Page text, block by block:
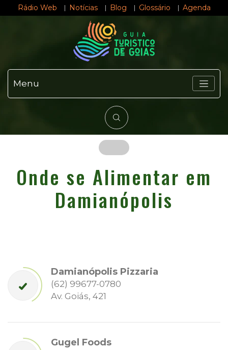
Rádio Web Notícias Blog Glossário Agenda
Menu
Onde se Alimentar em
Damianópolis
Damianópolis Pizzaria
(62) 99677-0780
Av. Goiás, 421
Gugel Foods